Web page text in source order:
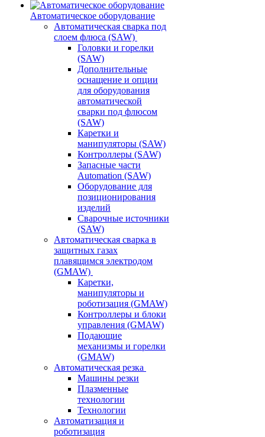
Автоматическое оборудование
Автоматическая сварка под
слоем флюса (SAW)
Головки и горелки
(SAW)
Дополнительные
оснащение и опции
для оборудования
автоматической
сварки под флюсом
(SAW)
Каретки и
манипуляторы (SAW)
Контроллеры (SAW)
Запасные части
Automation (SAW)
Оборудование для
позиционирования
изделий
Сварочные источники
(SAW)
Автоматическая сварка в
защитных газах
плавящимся электродом
(GMAW)
Каретки,
манипуляторы и
роботизация (GMAW)
Контроллеры и блоки
управления (GMAW)
Подающие
механизмы и горелки
(GMAW)
Автоматическая резка
Машины резки
Плазменные
технологии
Технологии
Автоматизация и
роботизация